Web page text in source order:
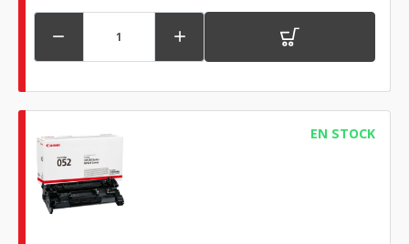
 
EN STOCK